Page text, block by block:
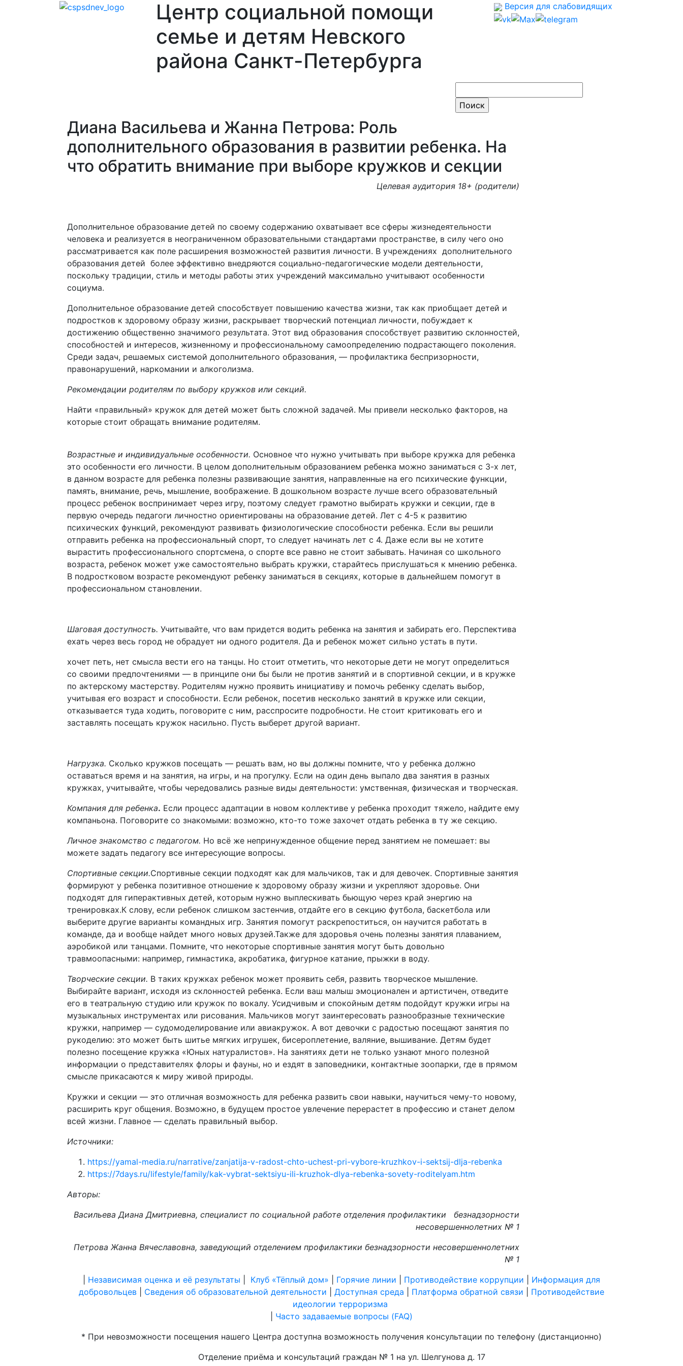
Центр социальной помощи
семье и детям Невского
района Санкт-Петербурга
Версия для слабовидящих
Найти:
Диана Васильева и Жанна Петрова: Роль
дополнительного образования в развитии ребенка. На
что обратить внимание при выборе кружков и секции
Целевая аудитория 18+ (родители)
Дополнительное образование детей по своему содержанию охватывает все сферы жизнедеятельности
человека и реализуется в неограниченном образовательными стандартами пространстве, в силу чего оно
рассматривается как поле расширения возможностей развития личности. В учреждениях дополнительного
образования детей более эффективно внедряются социально-педагогические модели деятельности,
поскольку традиции, стиль и методы работы этих учреждений максимально учитывают особенности
социума.
Дополнительное образование детей способствует повышению качества жизни, так как приобщает детей и
подростков к здоровому образу жизни, раскрывает творческий потенциал личности, побуждает к
достижению общественно значимого результата. Этот вид образования способствует развитию склонностей,
способностей и интересов, жизненному и профессиональному самоопределению подрастающего поколения.
Среди задач, решаемых системой дополнительного образования, — профилактика беспризорности,
правонарушений, наркомании и алкоголизма.
Рекомендации родителям по выбору кружков или секций.
Найти «правильный» кружок для детей может быть сложной задачей. Мы привели несколько факторов, на
которые стоит обращать внимание родителям.
Возрастные и индивидуальные особенности. Основное что нужно учитывать при выборе кружка для ребенка
это особенности его личности. В целом дополнительным образованием ребенка можно заниматься с 3-х лет,
в данном возрасте для ребенка полезны развивающие занятия, направленные на его психические функции,
память, внимание, речь, мышление, воображение. В дошкольном возрасте лучше всего образовательный
процесс ребенок воспринимает через игру, поэтому следует грамотно выбирать кружки и секции, где в
первую очередь педагоги личностно ориентированы на образование детей. Лет с 4-5 к развитию
психических функций, рекомендуют развивать физиологические способности ребенка. Если вы решили
отправить ребенка на профессиональный спорт, то следует начинать лет с 4. Даже если вы не хотите
вырастить профессионального спортсмена, о спорте все равно не стоит забывать. Начиная со школьного
возраста, ребенок может уже самостоятельно выбрать кружки, старайтесь прислушаться к мнению ребенка.
В подростковом возрасте рекомендуют ребенку заниматься в секциях, которые в дальнейшем помогут в
профессиональном становлении.
Шаговая доступность. Учитывайте, что вам придется водить ребенка на занятия и забирать его. Перспектива
ехать через весь город не обрадует ни одного родителя. Да и ребенок может сильно устать в пути.
хочет петь, нет смысла вести его на танцы. Но стоит отметить, что некоторые дети не могут определиться
со своими предпочтениями — в принципе они бы были не против занятий и в спортивной секции, и в кружке
по актерскому мастерству. Родителям нужно проявить инициативу и помочь ребенку сделать выбор,
учитывая его возраст и способности. Если ребенок, посетив несколько занятий в кружке или секции,
отказывается туда ходить, поговорите с ним, расспросите подробности. Не стоит критиковать его и
заставлять посещать кружок насильно. Пусть выберет другой вариант.
Нагрузка. Сколько кружков посещать — решать вам, но вы должны помните, что у ребенка должно
оставаться время и на занятия, на игры, и на прогулку. Если на один день выпало два занятия в разных
кружках, учитывайте, чтобы чередовались разные виды деятельности: умственная, физическая и творческая.
Компания для ребенка. Если процесс адаптации в новом коллективе у ребенка проходит тяжело, найдите ему
компаньона. Поговорите со знакомыми: возможно, кто-то тоже захочет отдать ребенка в ту же секцию.
Личное знакомство с педагогом. Но всё же непринужденное общение перед занятием не помешает: вы
можете задать педагогу все интересующие вопросы.
Спортивные секции.Спортивные секции подходят как для мальчиков, так и для девочек. Спортивные занятия
формируют у ребенка позитивное отношение к здоровому образу жизни и укрепляют здоровье. Они
подходят для гиперактивных детей, которым нужно выплескивать бьющую через край энергию на
тренировках.К слову, если ребенок слишком застенчив, отдайте его в секцию футбола, баскетбола или
выберите другие варианты командных игр. Занятия помогут раскрепоститься, он научится работать в
команде, да и вообще найдет много новых друзей.Также для здоровья очень полезны занятия плаванием,
аэробикой или танцами. Помните, что некоторые спортивные занятия могут быть довольно
травмоопасными: например, гимнастика, акробатика, фигурное катание, прыжки в воду.
Творческие секции. В таких кружках ребенок может проявить себя, развить творческое мышление.
Выбирайте вариант, исходя из склонностей ребенка. Если ваш малыш эмоционален и артистичен, отведите
его в театральную студию или кружок по вокалу. Усидчивым и спокойным детям подойдут кружки игры на
музыкальных инструментах или рисования. Мальчиков могут заинтересовать разнообразные технические
кружки, например — судомоделирование или авиакружок. А вот девочки с радостью посещают занятия по
рукоделию: это может быть шитье мягких игрушек, бисероплетение, валяние, вышивание. Детям будет
полезно посещение кружка «Юных натуралистов». На занятиях дети не только узнают много полезной
информации о представителях флоры и фауны, но и ездят в заповедники, контактные зоопарки, где в прямом
смысле прикасаются к миру живой природы.
Кружки и секции — это отличная возможность для ребенка развить свои навыки, научиться чему-то новому,
расширить круг общения. Возможно, в будущем простое увлечение перерастет в профессию и станет делом
всей жизни. Главное — сделать правильный выбор.
Источники:
https://yamal-media.ru/narrative/zanjatija-v-radost-chto-uchest-pri-vybore-kruzhkov-i-sektsij-dlja-rebenka
https://7days.ru/lifestyle/family/kak-vybrat-sektsiyu-ili-kruzhok-dlya-rebenka-sovety-roditelyam.htm
Авторы:
Васильева Диана Дмитриевна, специалист по социальной работе отделения профилактики безнадзорности
несовершеннолетних № 1
Петрова Жанна Вячеславовна, заведующий отделением профилактики безнадзорности несовершеннолетних
№ 1
Независимая оценка и её результаты Клуб «Тёплый дом» Горячие линии Противодействие коррупции
Информация для
добровольцев
Сведения об образовательной деятельности Доступная среда Платформа обратной связи
Противодействие
идеологии терроризма
Часто задаваемые вопросы (FAQ)
* При невозможности посещения нашего Центра доступна возможность получения консультации по телефону (дистанционно)
Отделение приёма и консультаций граждан № 1 на ул. Шелгунова д. 17